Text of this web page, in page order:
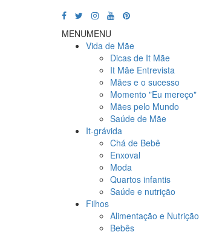
MENUMENU
Vida de Mãe
Dicas de It Mãe
It Mãe Entrevista
Mães e o sucesso
Momento "Eu mereço"
Mães pelo Mundo
Saúde de Mãe
It-grávida
Chá de Bebê
Enxoval
Moda
Quartos infantis
Saúde e nutrição
Filhos
Alimentação e Nutrição
Bebês